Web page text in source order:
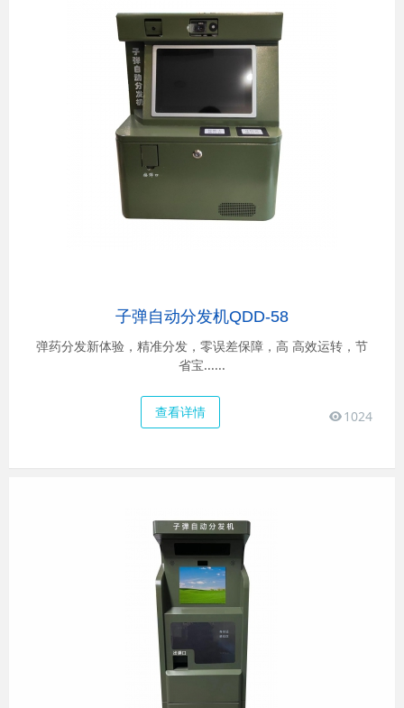
子弹自动分发机QDD-58
弹药分发新体验，精准分发，零误差保障，高 高效运转，节
省宝......
1024
查看详情